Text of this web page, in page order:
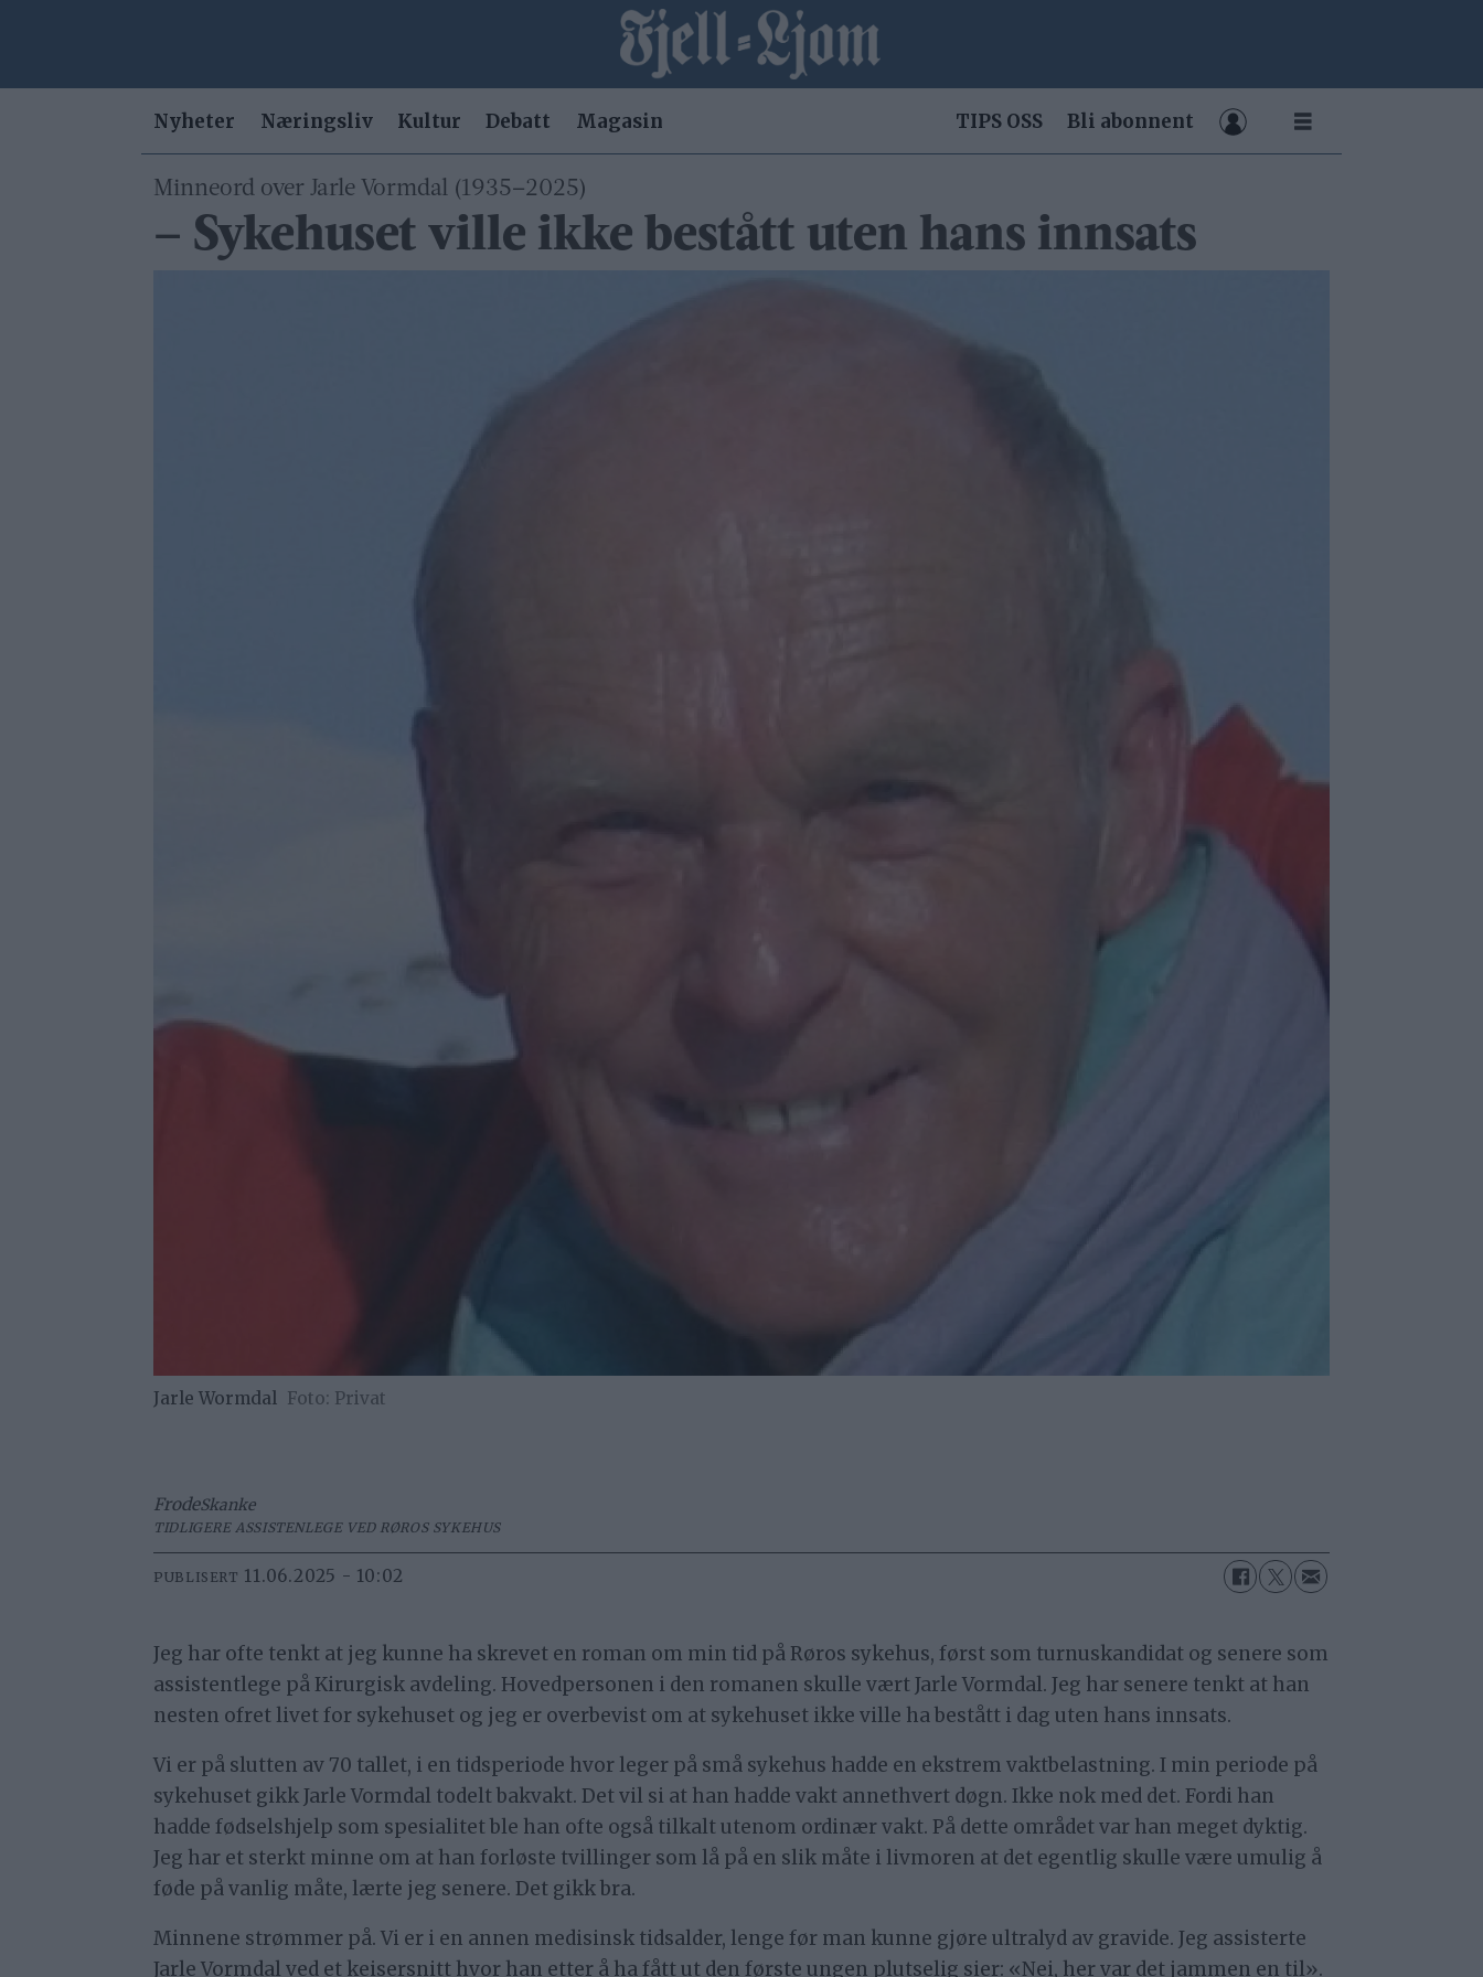
Nyheter Næringsliv Kultur Debatt Magasin TIPS OSS Bli abonnent
Minneord over Jarle Vormdal (1935–2025)
– Sykehuset ville ikke bestått uten hans innsats
Jarle Wormdal Privat
FrodeSkanke
TIDLIGERE ASSISTENLEGE VED RØROS SYKEHUS
PUBLISERT 11.06.2025 - 10:02
Jeg har ofte tenkt at jeg kunne ha skrevet en roman om min tid på Røros sykehus, først som turnuskandidat og senere som
assistentlege på Kirurgisk avdeling. Hovedpersonen i den romanen skulle vært Jarle Vormdal. Jeg har senere tenkt at han
nesten ofret livet for sykehuset og jeg er overbevist om at sykehuset ikke ville ha bestått i dag uten hans innsats.
Vi er på slutten av 70 tallet, i en tidsperiode hvor leger på små sykehus hadde en ekstrem vaktbelastning. I min periode på
sykehuset gikk Jarle Vormdal todelt bakvakt. Det vil si at han hadde vakt annethvert døgn. Ikke nok med det. Fordi han
hadde fødselshjelp som spesialitet ble han ofte også tilkalt utenom ordinær vakt. På dette området var han meget dyktig.
Jeg har et sterkt minne om at han forløste tvillinger som lå på en slik måte i livmoren at det egentlig skulle være umulig å
føde på vanlig måte, lærte jeg senere. Det gikk bra.
Minnene strømmer på. Vi er i en annen medisinsk tidsalder, lenge før man kunne gjøre ultralyd av gravide. Jeg assisterte
Jarle Vormdal ved et keisersnitt hvor han etter å ha fått ut den første ungen plutselig sier: «Nei, her var det jammen en til».